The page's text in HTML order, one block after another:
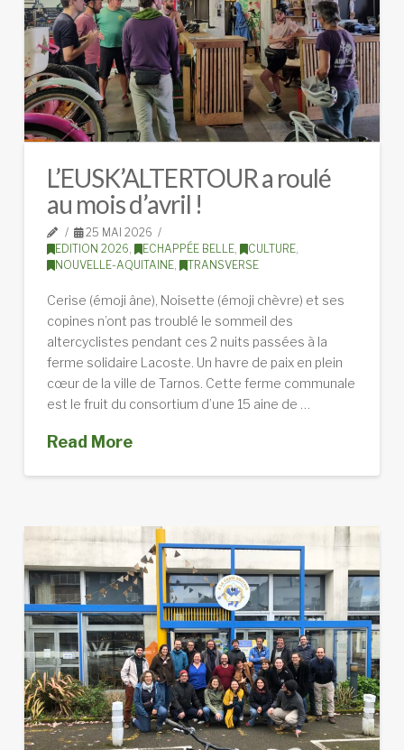
L’EUSK’ALTERTOUR a roulé
au mois d’avril !
25 MAI 2026
EDITION 2026, ECHAPPÉE BELLE, CULTURE,
NOUVELLE-AQUITAINE, TRANSVERSE
Cerise (émoji âne), Noisette (émoji chèvre) et ses
copines n’ont pas troublé le sommeil des
altercyclistes pendant ces 2 nuits passées à la
ferme solidaire Lacoste. Un havre de paix en plein
cœur de la ville de Tarnos. Cette ferme communale
est le fruit du consortium d’une 15 aine de …
Read More